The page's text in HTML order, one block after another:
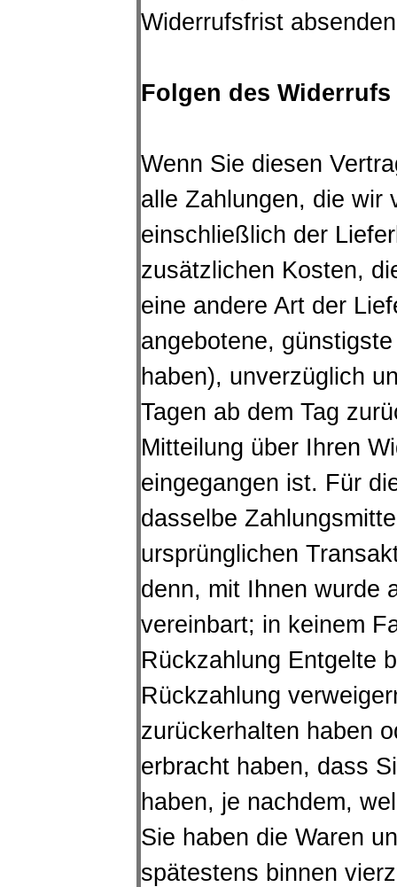
Widerrufsfrist
Folgen des Widerrufs
Wenn Sie diesen
alle Zahlungen, die wir
einschließlich der
zusätzlichen Kosten,
eine andere Art der
angebotene,
haben), unverzüglich
Tagen ab dem Tag
Mitteilung über Ihren
eingegangen ist. Für
dasselbe
ursprünglichen
denn, mit Ihnen wurde
vereinbart; in keinem
Rückzahlung Entgelte
Rückzahlung
zurückerhalten haben
erbracht haben, dass
haben, je nachdem,
Sie haben die Waren
spätestens binnen